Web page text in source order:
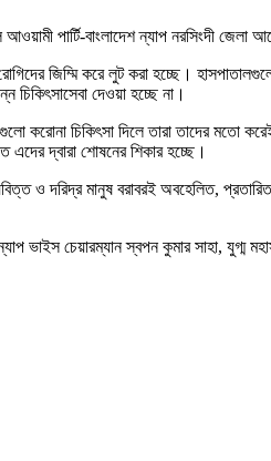
পার্টি-বাংলাদেশ ন্যাপ নরসিংদী
জিম্মি করে লুট করা হচ্ছে।
চিকিৎসাসেবা দেওয়া হচ্ছে না।
করোনা চিকিৎসা দিলে তারা তাদের মতো
দ্বারা শোষনের শিকার হচ্ছে।
ও দরিদ্র মানুষ বরাবরই অবহেলিত,
ভাইস চেয়ারম্যান স্বপন কুমার সাহা,